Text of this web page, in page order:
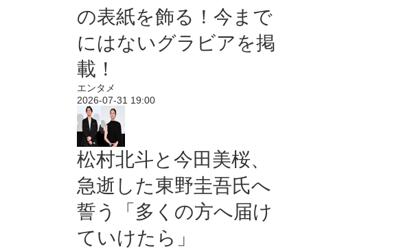
の表紙を飾る！今まで
にはないグラビアを掲
載！
エンタメ
2026-07-31 19:00
松村北斗と今田美桜、
急逝した東野圭吾氏へ
誓う「多くの方へ届け
ていけたら」